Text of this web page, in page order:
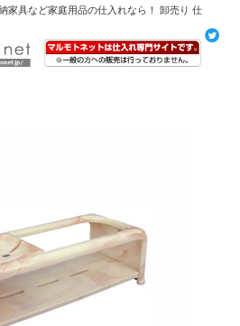
家具など家庭用品の仕入れなら！ 卸売り 仕